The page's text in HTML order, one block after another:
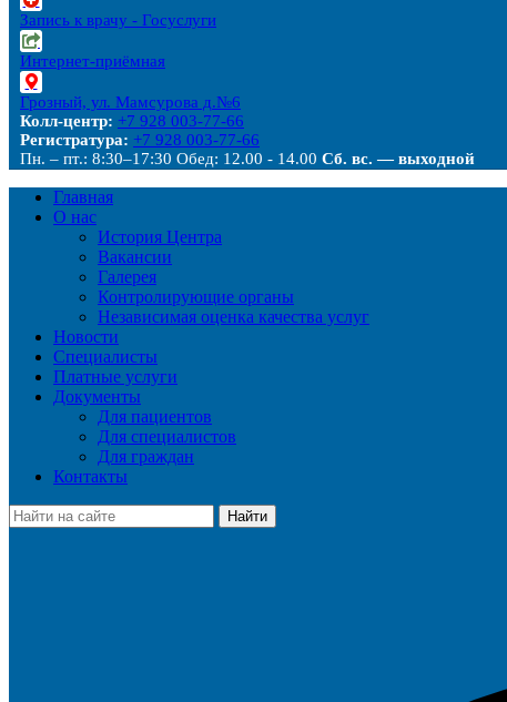
Запись к врачу - Госуслуги
Интернет-приёмная
Грозный, ул. Мамсурова д.№6
Колл-центр: +7 928 003-77-66
Регистратура: +7 928 003-77-66
Пн. – пт.: 8:30–17:30 Обед: 12.00 - 14.00 Сб. вс. — выходной
Главная
О нас
История Центра
Вакансии
Галерея
Контролирующие органы
Независимая оценка качества услуг
Новости
Специалисты
Платные услуги
Документы
Для пациентов
Для специалистов
Для граждан
Контакты
Найти